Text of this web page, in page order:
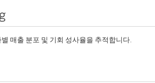
매출 분포 및 기회 성사율을 추적합니다.